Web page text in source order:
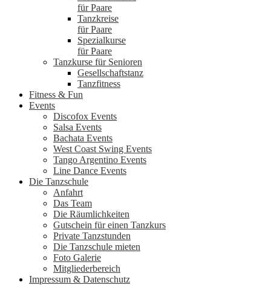
für Paare
Tanzkreise
für Paare
Spezialkurse
für Paare
Tanzkurse für Senioren
Gesellschaftstanz
Tanzfitness
Fitness & Fun
Events
Discofox Events
Salsa Events
Bachata Events
West Coast Swing Events
Tango Argentino Events
Line Dance Events
Die Tanzschule
Anfahrt
Das Team
Die Räumlichkeiten
Gutschein für einen Tanzkurs
Private Tanzstunden
Die Tanzschule mieten
Foto Galerie
Mitgliederbereich
Impressum & Datenschutz